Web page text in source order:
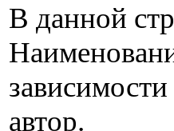
В данной
зависимости
автор.